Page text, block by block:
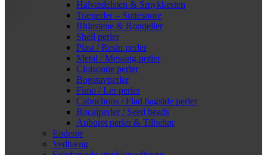
Halvædelsten & Smykkesten
Træperler – Suttesnore
Rhinstene & Rondeller
Shell perler
Plast / Resin perler
Metal / Messing perler
Cloisonne perler
Bogstavperler
Fimo / Ler perler
Cabochons / Flad bagside perler
Rocaiperler / Seed beads
Anboret perler & Tilbehør
Enderør
Vedhæng